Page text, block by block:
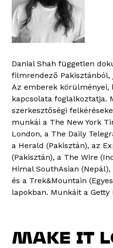
Danial Shah független
filmrendező Pakisztánból,
Az emberek körülményei,
kapcsolata foglalkoztatja.
szerkesztőségi
munkái a The New York
London, a The Daily
a Herald (Pakisztán), az
(Pakisztán), a The Wire
Himal SouthAsian
és a Trek&Mountain
lapokban. Munkáit a Getty
MAKE IT